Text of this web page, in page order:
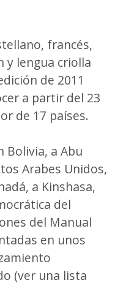
francés,
y lengua criolla
de 2011
a partir del 23
de 17 países.
Bolivia, a Abu
Arabes Unidos,
a Kinshasa,
del
del Manual
en unos
(ver una lista